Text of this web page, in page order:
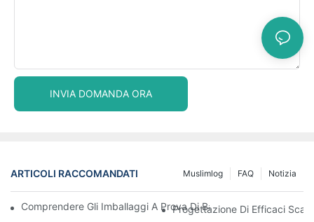
INVIA DOMANDA ORA
ARTICOLI RACCOMANDATI Notizia
FAQ
Muslimlog
Comprendere Gli Imballaggi A Prova Di Bambino: Garantire La
Progettazione Di Efficaci